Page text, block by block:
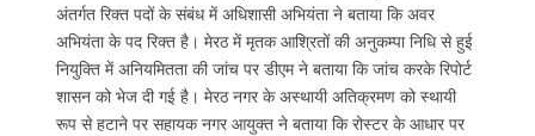
अंतर्गत रिक्त पदों के संबंध में अधिशासी अभियंता ने बताया कि अवर
अभियंता के पद रिक्त है। मेरठ में मृतक आश्रितों की अनुकम्पा निधि से हुई
नियुक्ति में अनियमितता की जांच पर डीएम ने बताया कि जांच करके रिपोर्ट
शासन को भेज दी गई है। मेरठ नगर के अस्थायी अतिक्रमण को स्थायी
रूप से हटाने पर सहायक नगर आयुक्त ने बताया कि रोस्टर के आधार पर